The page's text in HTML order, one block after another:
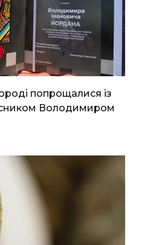
попрощалися із
Володимиром